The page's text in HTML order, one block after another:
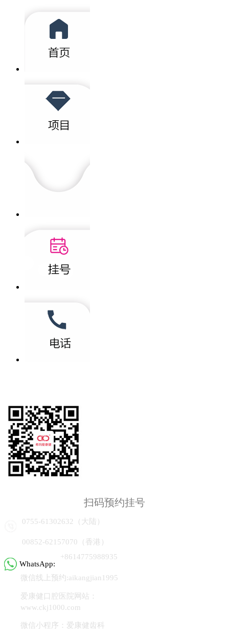
扫码预约挂号
0755-61302632（大陆）
00852-62157070（香港）
WhatsApp:
+8614775988935
微信线上预约:aikangjian1995
爱康健口腔医院网站：
www.ckj1000.com
微信小程序：爱康健齿科